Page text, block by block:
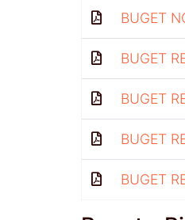
BUGET
BUGET
BUGET
BUGET
BUGET